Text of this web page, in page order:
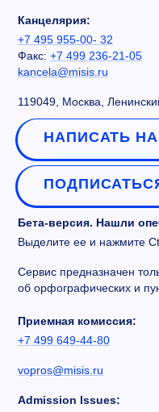
Канцелярия:
+7 495 955-00- 32
Факс: +7 499 236-21-05
kancela@misis.ru
119049, Москва,
НАПИСАТЬ
Бета-версия. Нашли
Выделите ее и нажмите
Сервис предназначен
об орфографических и
Приемная комиссия:
+7 499 649-44-80
vopros@misis.ru
Admission Issues: